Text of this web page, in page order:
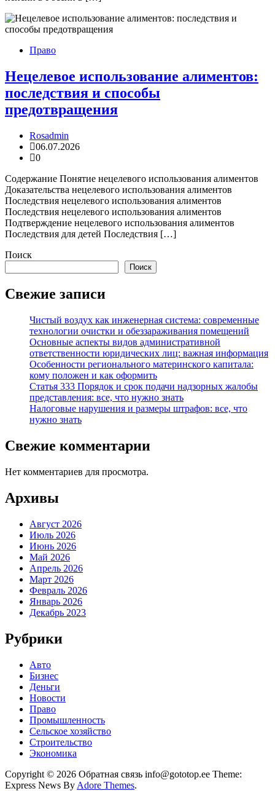
Право
Нецелевое использование алиментов:
последствия и способы
предотвращения
Rosadmin
06.07.2026
0
Содержание Понятие нецелевого использования алиментов
Доказательства нецелевого использования алиментов
Последствия нецелевого использования алиментов
Последствия нецелевого использования алиментов
Подтверждение нецелевого использования алиментов
Последствия для детей Последствия […]
Поиск
Поиск
Свежие записи
Чистый воздух как инженерная система: современные
технологии очистки и обеззараживания помещений
Основные аспекты видов административной
ответственности юридических лиц: важная информация
Особенности регионального материнского капитала:
кому положен и как оформить
Статья 333 Порядок и срок подачи надзорных жалобы
представления: все, что нужно знать
Налоговые нарушения и размеры штрафов: все, что
нужно знать
Свежие комментарии
Нет комментариев для просмотра.
Архивы
Август 2026
Июль 2026
Июнь 2026
Май 2026
Апрель 2026
Март 2026
Февраль 2026
Январь 2026
Декабрь 2023
Рубрики
Авто
Бизнес
Деньги
Новости
Право
Промышленность
Сельское хозяйство
Строительство
Экономика
Copyright © 2026 Обратная связь info@gototop.ee Theme:
Express News By Adore Themes.